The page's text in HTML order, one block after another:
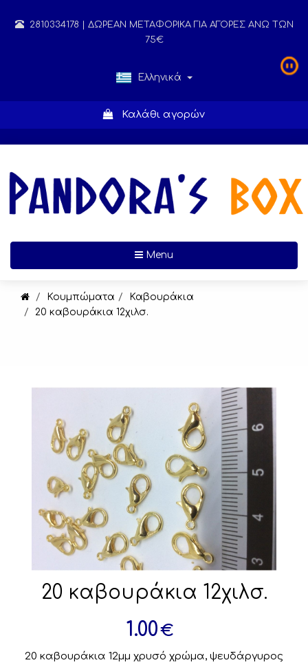
2810334178 | ΔΩΡΕΑΝ ΜΕΤΑΦΟΡΙΚΑ ΓΙΑ ΑΓΟΡΕΣ ΑΝΩ ΤΩΝ
75€
Ελληνικά
Καλάθι αγορών
Menu
Κουμπώματα
Καβουράκια
20 καβουράκια 12χιλσ.
20 καβουράκια 12χιλσ.
1.00€
20 καβουράκια 12μμ χρυσό χρώμα, ψευδάργυρος